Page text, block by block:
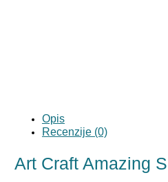
Opis
Recenzije (0)
Art Craft Amazing